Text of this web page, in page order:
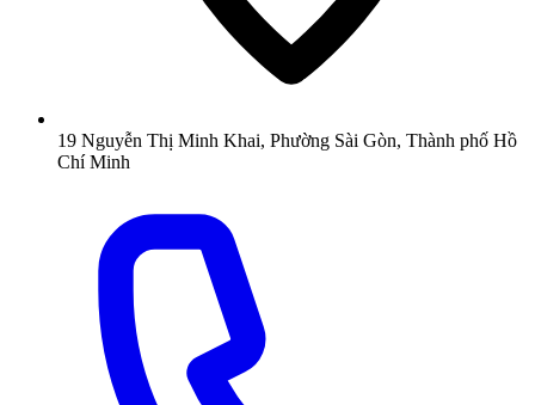
19 Nguyễn Thị Minh Khai, Phường Sài Gòn, Thành phố Hồ
Chí Minh